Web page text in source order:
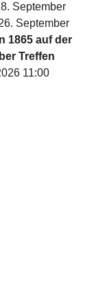
September
September
1865 auf der
Treffen
11:00